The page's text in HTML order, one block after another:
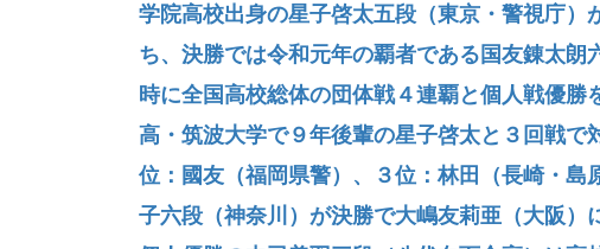
学院高校出身の星子啓太五段（東京・警視庁
ち、決勝では令和元年の覇者である国友錬太
時に全国高校総体の団体戦４連覇と個人戦優
高・筑波大学で９年後輩の星子啓太と３回戦
位：國友（福岡県警）、３位：林田（長崎・
子六段（神奈川）が決勝で大嶋友莉亜（大阪